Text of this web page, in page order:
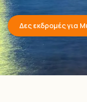
Δες εκδρομές για